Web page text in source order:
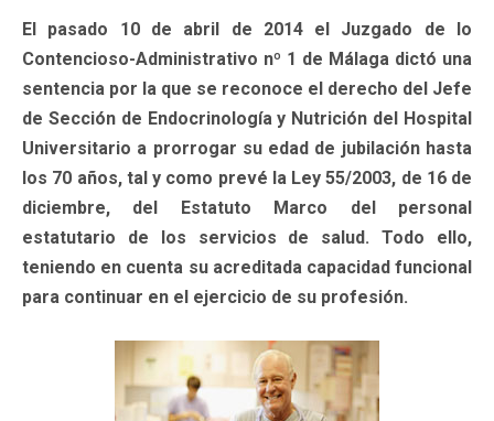
El pasado 10 de abril de 2014 el Juzgado de lo
Contencioso-Administrativo nº 1 de Málaga dictó una
sentencia por la que se reconoce el derecho del Jefe
de Sección de Endocrinología y Nutrición del Hospital
Universitario a prorrogar su edad de jubilación hasta
los 70 años, tal y como prevé la Ley 55/2003, de 16 de
diciembre, del Estatuto Marco del personal
estatutario de los servicios de salud. Todo ello,
teniendo en cuenta su acreditada capacidad funcional
para continuar en el ejercicio de su profesión.